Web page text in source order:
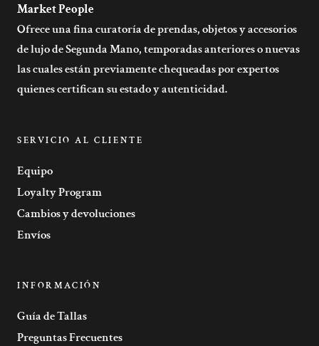
Market People
Ofrece una fina curatoría de prendas, objetos y accesorios
de lujo de Segunda Mano, temporadas anteriores o nuevas
las cuales están previamente chequeadas por expertos
quienes certifican su estado y autenticidad.
SERVICIO AL CLIENTE
Equipo
Loyalty Program
Cambios y devoluciones
Envíos
INFORMACIÓN
Guía de Tallas
Preguntas Frecuentes